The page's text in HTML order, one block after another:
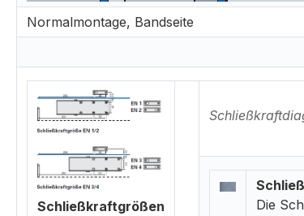
Normalmontage, Bandseite
Schließkraftgrößen
Die